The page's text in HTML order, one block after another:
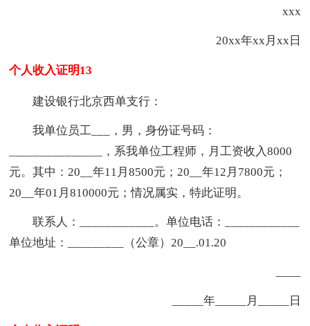
xxx
20xx年xx月xx日
个人收入证明13
建设银行北京西单支行：
我单位员工___，男，身份证号码：
_______________，系我单位工程师，月工资收入8000
元。其中：20__年11月8500元；20__年12月7800元；
20__年01月810000元；情况属实，特此证明。
联系人：____________。单位电话：____________
单位地址：_________（公章）20__.01.20
_____年_____月_____日